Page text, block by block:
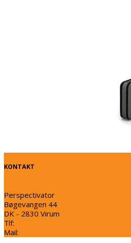
KONTAKT
Perspectivator
Bøgevangen 44
DK - 2830 Virum
Tlf:
Mail: